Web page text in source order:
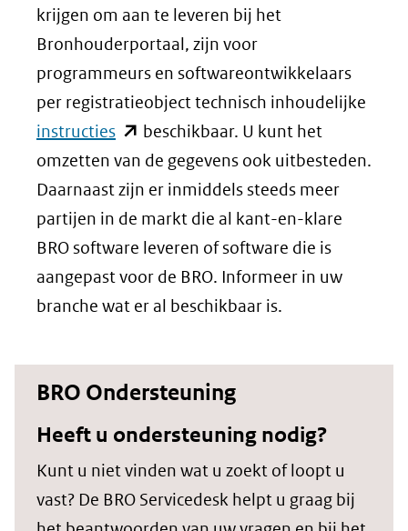
krijgen om aan te leveren bij het
Bronhouderportaal, zijn voor
programmeurs en softwareontwikkelaars
per registratieobject technisch inhoudelijke
instructies(opent
in
nieuw
venster)
(verwijst
naar
een
website)
beschikbaar. U kunt het
omzetten van de gegevens ook uitbesteden.
Daarnaast zijn er inmiddels steeds meer
partijen in de markt die al kant-en-klare
BRO software leveren of software die is
aangepast voor de BRO. Informeer in uw
branche wat er al beschikbaar is.
BRO Ondersteuning
Heeft u ondersteuning nodig?
Kunt u niet vinden wat u zoekt of loopt u
vast? De BRO Servicedesk helpt u graag bij